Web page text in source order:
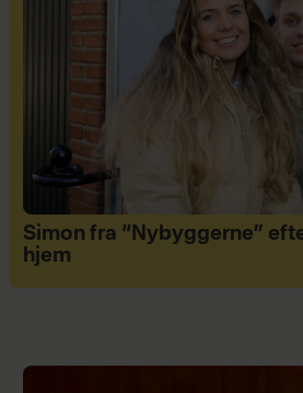
Simon fra “Nybyggerne”
hjem